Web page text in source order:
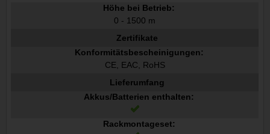
Höhe bei Betrieb:
0 - 1500 m
Zertifikate
Konformitätsbescheinigungen:
CE, EAC, RoHS
Lieferumfang
Akkus/Batterien enthalten:
Rackmontageset: